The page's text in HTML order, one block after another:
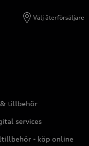
Välj återförsäljare
& tillbehör
services
- köp online